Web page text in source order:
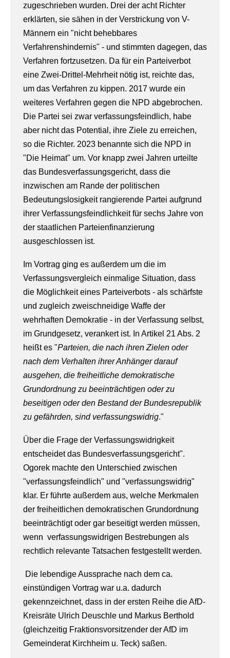
zugeschrieben wurden. Drei der acht Richter
erklärten, sie sähen in der Verstrickung von V-
Männern ein "nicht behebbares
Verfahrenshindernis" - und stimmten dagegen, das
Verfahren fortzusetzen. Da für ein Parteiverbot
eine Zwei-Drittel-Mehrheit nötig ist, reichte das,
um das Verfahren zu kippen. 2017 wurde ein
weiteres Verfahren gegen die NPD abgebrochen.
Die Partei sei zwar verfassungsfeindlich, habe
aber nicht das Potential, ihre Ziele zu erreichen,
so die Richter. 2023 benannte sich die NPD in
"Die Heimat" um. Vor knapp zwei Jahren urteilte
das Bundesverfassungsgericht, dass die
inzwischen am Rande der politischen
Bedeutungslosigkeit rangierende Partei aufgrund
ihrer Verfassungsfeindlichkeit für sechs Jahre von
der staatlichen Parteienfinanzierung
ausgeschlossen ist.
Im Vortrag ging es außerdem um die im
Verfassungsvergleich einmalige Situation, dass
die Möglichkeit eines Parteiverbots - als schärfste
und zugleich zweischneidige Waffe der
wehrhaften Demokratie - in der Verfassung selbst,
im Grundgesetz, verankert ist. In Artikel 21 Abs. 2
heißt es "Parteien, die nach ihren Zielen oder
nach dem Verhalten ihrer Anhänger darauf
ausgehen, die freiheitliche demokratische
Grundordnung zu beeinträchtigen oder zu
beseitigen oder den Bestand der Bundesrepublik
zu gefährden, sind verfassungswidrig."
Über die Frage der Verfassungswidrigkeit
entscheidet das Bundesverfassungsgericht".
Ogorek machte den Unterschied zwischen
"verfassungsfeindlich" und "verfassungswidrig"
klar. Er führte außerdem aus, welche Merkmalen
der freiheitlichen demokratischen Grundordnung
beeinträchtigt oder gar beseitigt werden müssen,
wenn verfassungswidrigen Bestrebungen als
rechtlich relevante Tatsachen festgestellt werden.
Die lebendige Aussprache nach dem ca.
einstündigen Vortrag war u.a. dadurch
gekennzeichnet, dass in der ersten Reihe die AfD-
Kreisräte Ulrich Deuschle und Markus Berthold
(gleichzeitig Fraktionsvorsitzender der AfD im
Gemeinderat Kirchheim u. Teck) saßen.